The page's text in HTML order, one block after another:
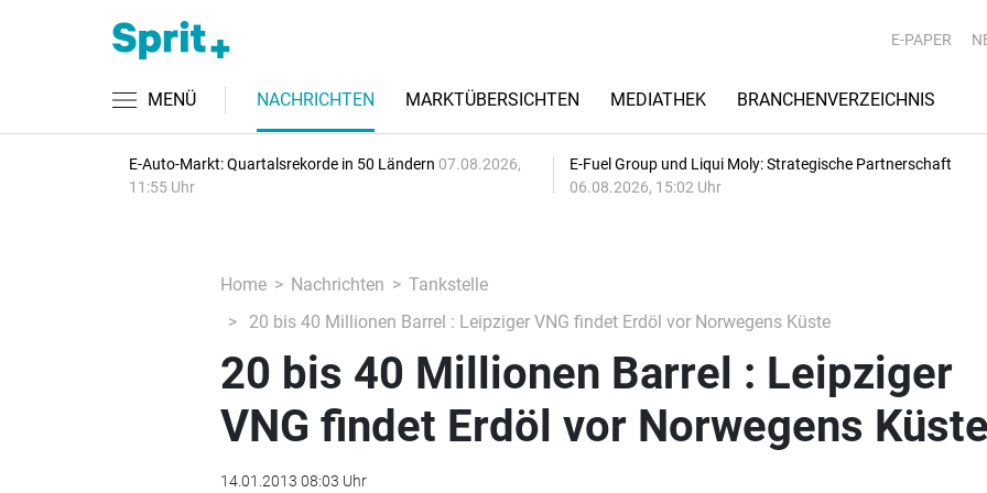
E-PAPER
MENÜ NACHRICHTEN MARKTÜBERSICHTEN MEDIATHEK BRANCHENVERZEICHNIS
E-Auto-Markt: Quartalsrekorde in 50 Ländern 07.08.2026,
11:55 Uhr
E-Fuel Group und Liqui Moly: Strategische Partnerschaft
06.08.2026, 15:02 Uhr
Home Nachrichten
Tankstelle
20 bis 40 Millionen Barrel : Leipziger VNG findet Erdöl vor Norwegens Küste
20 bis 40 Millionen Barrel : Leipziger
VNG findet Erdöl vor Norwegens
14.01.2013 08:03 Uhr